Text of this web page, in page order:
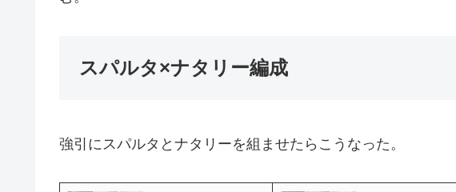
スパルタ×ナタリー編成
強引にスパルタとナタリーを組ませたらこうなった。